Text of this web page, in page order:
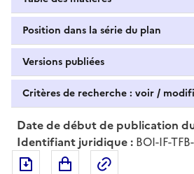
Position dans la série du plan
Versions publiées
Critères de recherche : voir /
Date de début de publication
Identifiant juridique : BOI-IF-
Exporter le document au